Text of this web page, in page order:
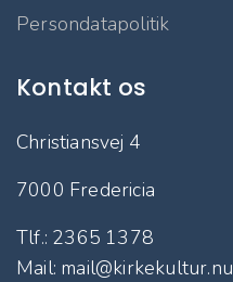
Persondatapolitik
Kontakt os
Christiansvej 4
7000 Fredericia
Tlf.: 2365 1378
Mail: mail@kirkekultur.nu